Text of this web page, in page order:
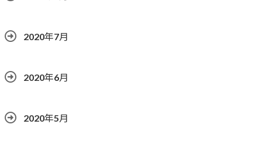
2020年7月
2020年6月
2020年5月